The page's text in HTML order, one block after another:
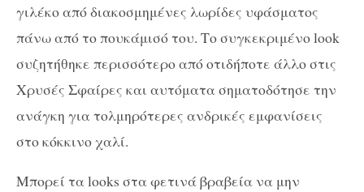
γιλέκο από διακοσμημένες λωρίδες υφάσματος
πάνω από το πουκάμισό του. Το συγκεκριμένο look
συζητήθηκε περισσότερο από οτιδήποτε άλλο στις
Χρυσές Σφαίρες και αυτόματα σηματοδότησε την
ανάγκη για τολμηρότερες ανδρικές εμφανίσεις
στο κόκκινο χαλί.
Μπορεί τα looks στα φετινά βραβεία να μην